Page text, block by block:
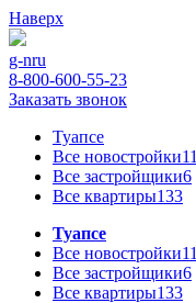
Наверх
g-nru
8-800-600-55-23
Заказать звонок
Туапсе
Все новостройки11
Все застройщики6
Все квартиры133
Туапсе
Все новостройки11
Все застройщики6
Все квартиры133